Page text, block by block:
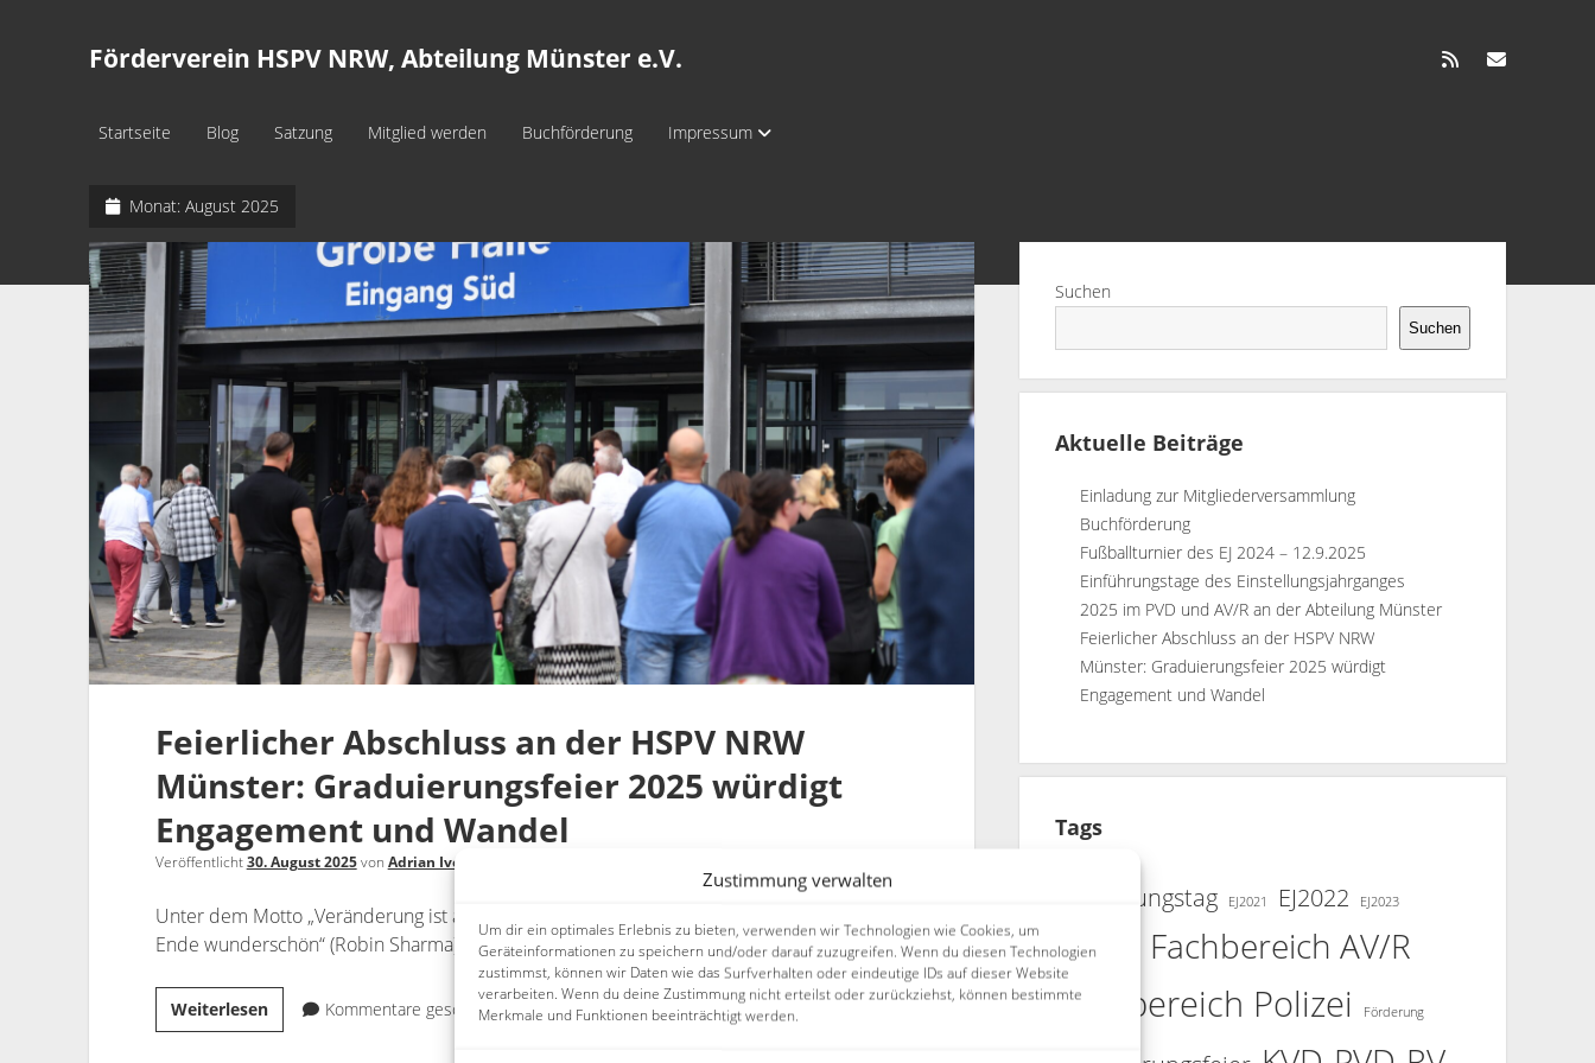
Zustimmung verwalten
Um dir ein optimales Erlebnis zu bieten, verwenden wir Technologien wie Cookies, um
Geräteinformationen zu speichern und/oder darauf zuzugreifen. Wenn du diesen Technologien
zustimmst, können wir Daten wie das Surfverhalten oder eindeutige IDs auf dieser Website
verarbeiten. Wenn du deine Zustimmung nicht erteilst oder zurückziehst, können bestimmte
Merkmale und Funktionen beeinträchtigt werden.
Förderverein HSPV NRW, Abteilung Münster e.V. info@ms.fv-hspv.de
Startseite Blog Satzung Mitglied werden Buchförderung Impressum
Monat: August 2025
Feierlicher Abschluss an der HSPV NRW
Münster: Graduierungsfeier 2025 würdigt
Engagement und Wandel
Veröffentlicht30. August 2025von Adrian Ivo Kolar
Unter dem Motto „Veränderung ist am Anfang schwer, in der Mitte chaotisch und am
Ende wunderschön“ (Robin Sharma) feierte die Hochschule für Polizei und Verwaltung…
WeiterlesenFeierlicher
Abschluss
Kommentare geschlossen.
Suchen
Suchen
Aktuelle Beiträge
Einladung zur Mitgliederversammlung
Buchförderung
Fußballturnier des EJ 2024 – 12.9.2025
Einführungstage des Einstellungsjahrganges
2025 im PVD und AV/R an der Abteilung Münster
Feierlicher Abschluss an der HSPV NRW
Münster: Graduierungsfeier 2025 würdigt
Engagement und Wandel
Tags
Einführungstag EJ2021 EJ2022 EJ2023
EJ2024 Fachbereich AV/R
Fachbereich Polizei Förderung